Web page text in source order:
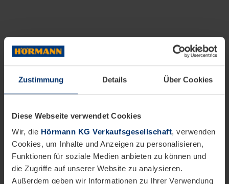
Zustimmung Details Über Cookies
Diese Webseite verwendet Cookies
Wir, die Hörmann KG Verkaufsgesellschaft, verwenden
Cookies, um Inhalte und Anzeigen zu personalisieren,
Funktionen für soziale Medien anbieten zu können und
die Zugriffe auf unserer Website zu analysieren.
Außerdem geben wir Informationen zu Ihrer Verwendung